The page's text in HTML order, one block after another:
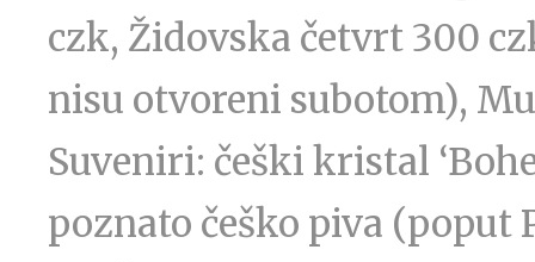
czk, Židovska četvrt 300
nisu otvoreni subotom),
Suveniri: češki kristal
poznato češko piva (poput